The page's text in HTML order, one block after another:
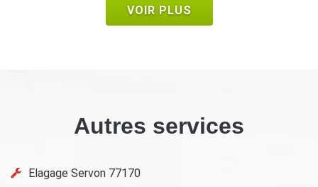
VOIR PLUS
Autres services
Elagage Servon 77170